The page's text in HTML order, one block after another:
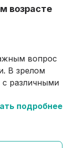
возрасте
вопрос
В зрелом
с различными
в
подробнее